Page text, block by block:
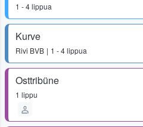
1 - 4 lippua
Kurve
Rivi BVB 1 - 4 lippua
Osttribüne
1 lippu